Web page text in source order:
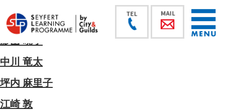
影山 暁子
中川 竜太
坪内 麻里子
江崎 敦